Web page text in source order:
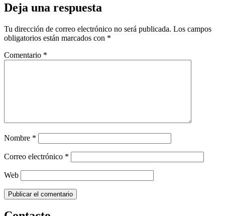
Deja una respuesta
Tu dirección de correo electrónico no será publicada. Los campos
obligatorios están marcados con *
Comentario *
Nombre *
Correo electrónico *
Web